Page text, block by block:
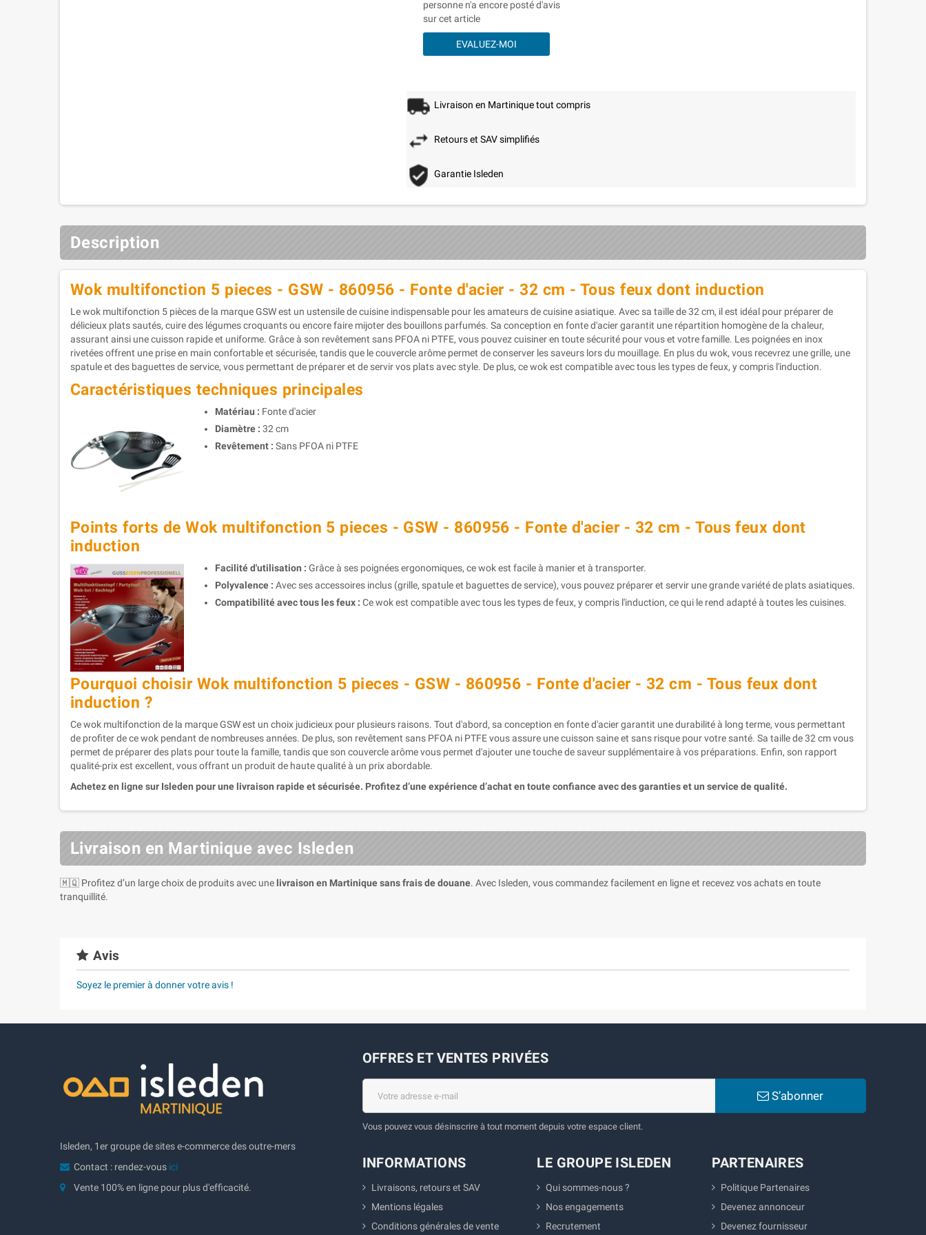
personne n'a encore posté d'avis
sur cet article
EVALUEZ-MOI
Livraison en Martinique tout compris
Retours et SAV simplifiés
Garantie Isleden
Description
Wok multifonction 5 pieces - GSW - 860956 - Fonte d'acier - 32 cm - Tous feux dont induction
Le wok multifonction 5 pièces de la marque GSW est un ustensile de cuisine indispensable pour les amateurs de cuisine asiatique. Avec sa taille de 32 cm, il est idéal pour préparer de
délicieux plats sautés, cuire des légumes croquants ou encore faire mijoter des bouillons parfumés. Sa conception en fonte d'acier garantit une répartition homogène de la chaleur,
assurant ainsi une cuisson rapide et uniforme. Grâce à son revêtement sans PFOA ni PTFE, vous pouvez cuisiner en toute sécurité pour vous et votre famille. Les poignées en inox
rivetées offrent une prise en main confortable et sécurisée, tandis que le couvercle arôme permet de conserver les saveurs lors du mouillage. En plus du wok, vous recevrez une grille, une
spatule et des baguettes de service, vous permettant de préparer et de servir vos plats avec style. De plus, ce wok est compatible avec tous les types de feux, y compris l'induction.
Caractéristiques techniques principales
Matériau : Fonte d'acier
Diamètre : 32 cm
Revêtement : Sans PFOA ni PTFE
Points forts de Wok multifonction 5 pieces - GSW - 860956 - Fonte d'acier - 32 cm - Tous feux dont
induction
Facilité d'utilisation : Grâce à ses poignées ergonomiques, ce wok est facile à manier et à transporter.
Polyvalence : Avec ses accessoires inclus (grille, spatule et baguettes de service), vous pouvez préparer et servir une grande variété de plats asiatiques.
Compatibilité avec tous les feux : Ce wok est compatible avec tous les types de feux, y compris l'induction, ce qui le rend adapté à toutes les cuisines.
Pourquoi choisir Wok multifonction 5 pieces - GSW - 860956 - Fonte d'acier - 32 cm - Tous feux dont
induction ?
Ce wok multifonction de la marque GSW est un choix judicieux pour plusieurs raisons. Tout d'abord, sa conception en fonte d'acier garantit une durabilité à long terme, vous permettant
de profiter de ce wok pendant de nombreuses années. De plus, son revêtement sans PFOA ni PTFE vous assure une cuisson saine et sans risque pour votre santé. Sa taille de 32 cm vous
permet de préparer des plats pour toute la famille, tandis que son couvercle arôme vous permet d'ajouter une touche de saveur supplémentaire à vos préparations. Enfin, son rapport
qualité-prix est excellent, vous offrant un produit de haute qualité à un prix abordable.
Achetez en ligne sur Isleden pour une livraison rapide et sécurisée. Profitez d’une expérience d’achat en toute confiance avec des garanties et un service de qualité.
Livraison en Martinique avec Isleden
🇲🇶 Profitez d’un large choix de produits avec une livraison en Martinique sans frais de douane. Avec Isleden, vous commandez facilement en ligne et recevez vos achats en toute
tranquillité.
Avis
Soyez le premier à donner votre avis !
Isleden, 1er groupe de sites e-commerce des outre-mers
Contact : rendez-vous ici
Vente 100% en ligne pour plus d'efficacité.
OFFRES ET VENTES PRIVÉES
S’abonner
Vous pouvez vous désinscrire à tout moment depuis votre espace client.
INFORMATIONS
Livraisons, retours et SAV
Mentions légales
Conditions générales de vente
LE GROUPE ISLEDEN
Qui sommes-nous ?
Nos engagements
Recrutement
PARTENAIRES
Politique Partenaires
Devenez annonceur
Devenez fournisseur